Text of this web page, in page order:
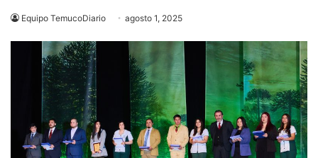
Equipo TemucoDiario agosto 1, 2025